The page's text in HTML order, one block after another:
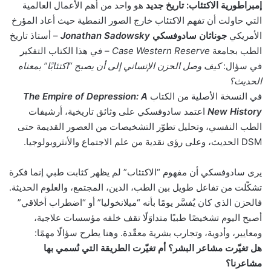
إمبراطورية الاكتئاب: تاريخ جديد هو واحد من أهم الأعمال العالمية
التي حاولت أن تفهم الاكتئاب خارج الصور النمطية حيث أعاد المؤرخ
الأمريكي جوناثان سادوفسكي Jonathan Sadowsky – أستاذ تاريخ
الطب بجامعة Case Western Reserve – في هذا الكتاب التفكير
في سؤال:كيف وصل الحزن الإنساني إلى أن يصبح “اكتئابًا” بمعناه
الحديث؟
في النسخة الأصلية من الكتاب The Empire of Depression: A
New History اعتمد سادوفسكي على وثائق تاريخية، أرشيفات
الطب النفسي، وتحليل تطوّر التشخيصات من العصور القديمة حتى
DSM الحديث، وعلى رؤى نقدية من علم الاجتماع والأنثروبولوجيا.
يرى سادوفسكي أن مفهوم “الاكتئاب” لم يظهر كثابت طبي إنما فكرة
تشكّلت من تفاعل طويل بين الطب، الدين، المجتمع، والعلوم الحديثة.
فالحزن الذي كان يُفسَّر يومًا بأنه “ميلانخوليا” أو “اضطراب أخلاقي”
أصبح اليوم تشخيصًا طبيًا متداوَلًا تقف خلفه مؤسسات علاجية،
ومعايير، وأدوية، وتجارب بشرية معقّدة. وهنا يطرح سؤالًا مهمًا:
هل تغيّرت مشاعر البشر؟ أم تغيّرت الطريقة التي نُسمي بها
مشاعرنا؟